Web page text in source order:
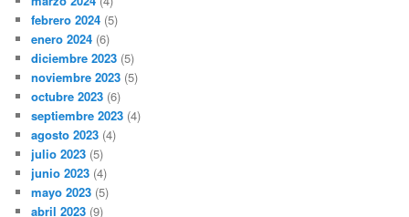
febrero 2024 (5)
enero 2024 (6)
diciembre 2023 (5)
noviembre 2023 (5)
octubre 2023 (6)
septiembre 2023 (4)
agosto 2023 (4)
julio 2023 (5)
junio 2023 (4)
mayo 2023 (5)
abril 2023 (9)